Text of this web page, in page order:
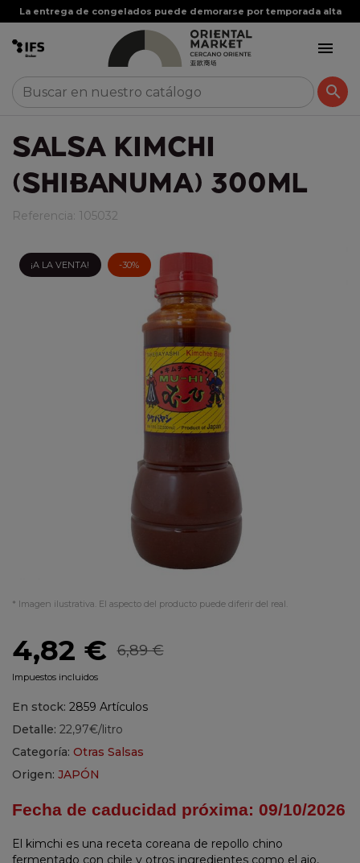
La entrega de congelados puede demorarse por temporada alta


SALSA KIMCHI
(SHIBANUMA) 300ML
Referencia: 105032
¡A LA VENTA! -30%
* Imagen ilustrativa. El aspecto del producto puede diferir del real.
4,82 € 6,89 €
Impuestos incluidos
En stock: 2859 Artículos
Detalle: 22,97€/litro
Categoría: Otras Salsas
Origen: JAPÓN
Fecha de caducidad próxima: 09/10/2026
El kimchi es una receta coreana de repollo chino
fermentado con chile y otros ingredientes como el ajo,